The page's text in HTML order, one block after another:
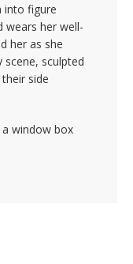
into figure
wears her well-
her as she
scene, sculpted
side
window box